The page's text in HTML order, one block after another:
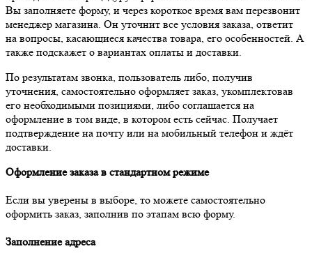
Вы заполняете форму, и через короткое время вам перезвонит
менеджер магазина. Он уточнит все условия заказа, ответит
на вопросы, касающиеся качества товара, его особенностей. А
также подскажет о вариантах оплаты и доставки.
По результатам звонка, пользователь либо, получив
уточнения, самостоятельно оформляет заказ, укомплектовав
его необходимыми позициями, либо соглашается на
оформление в том виде, в котором есть сейчас. Получает
подтверждение на почту или на мобильный телефон и ждёт
доставки.
Оформление заказа в стандартном режиме
Если вы уверены в выборе, то можете самостоятельно
оформить заказ, заполнив по этапам всю форму.
Заполнение адреса